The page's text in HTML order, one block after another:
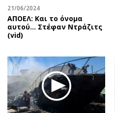
21/06/2024
ΑΠΟΕΛ: Και το όνομα
αυτού... Στέφαν Ντράζιτς
(vid)